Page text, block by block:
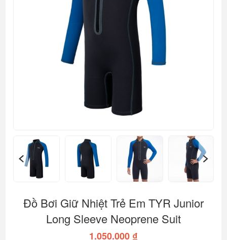
Đồ Bơi Giữ Nhiệt Trẻ Em TYR Junior
Long Sleeve Neoprene Suit
1.050.000 ₫